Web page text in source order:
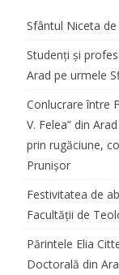
Sfântul Niceta
Studenți și
Arad pe urmele
Conlucrare între
V. Felea” din
prin rugăciune,
Prunișor
Festivitatea de
Facultății de
Părintele Elia
Doctorală din